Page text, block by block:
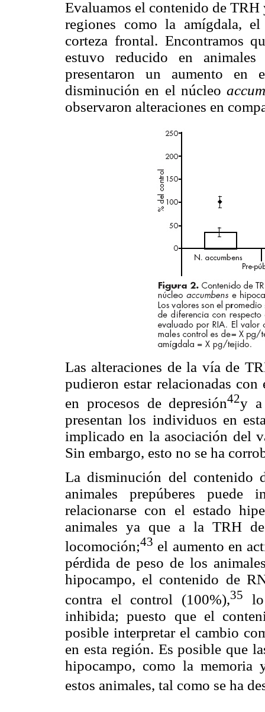
Evaluamos el contenido de
regiones como la amígdala,
corteza frontal. Encontramos
estuvo reducido en
presentaron un aumento en
disminución en el núcleo
observaron alteraciones en
Las alteraciones de la vía de
pudieron estar relacionadas
en procesos de depresión42y a
presentan los individuos en
implicado en la asociación del
Sin embargo, esto no se ha
La disminución del
animales prepúberes puede
relacionarse con el estado
animales ya que a la TRH
locomoción;43 el aumento en
pérdida de peso de los
hipocampo, el contenido de
contra el control (100%),35
inhibida; puesto que el
posible interpretar el cambio
en esta región. Es posible que
hipocampo, como la memoria
estos animales, tal como se ha